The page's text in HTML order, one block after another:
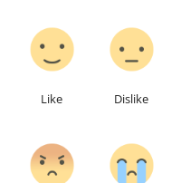
Like Dislike